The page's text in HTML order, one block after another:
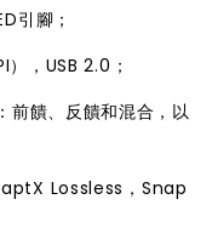
引腳；
），USB 2.0；
前饋、反饋和混合，以
Lossless，Snap